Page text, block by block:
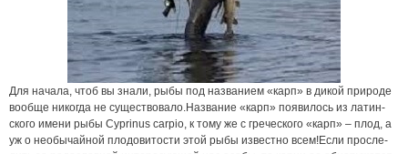
Для на­ча­ла, чтоб вы зна­ли, ры­бы под на­зва­ни­ем «карп» в ди­кой при­ро­де
во­об­ще ни­ког­да не су­щес­т­во­ва­ло.На­зва­ние «карп» по­яви­лось из ла­тин­
ско­го име­ни ры­бы Cyprinus carpio, к то­му же с гре­чес­ко­го «карп» – плод, а
уж о не­обы­чай­ной пло­до­ви­тос­ти этой ры­бы из­вес­т­но всем!Если про­сле­